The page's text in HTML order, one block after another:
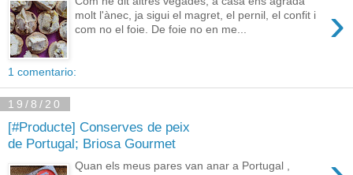
›
molt l'ànec, ja sigui el magret, el pernil, el confit i
com no el foie. De foie no en me...
1 comentario:
19/8/20
[#Producte] Conserves de peix
de Portugal; Briosa Gourmet
Quan els meus pares van anar a Portugal ,